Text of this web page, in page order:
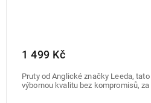
1 499 Kč
Pruty od Anglické značky Leeda,
výbornou kvalitu bez kompromisů,